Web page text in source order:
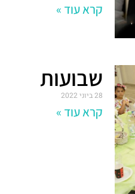
קרא עוד »
שבועות
28 ביוני 2022
קרא עוד »